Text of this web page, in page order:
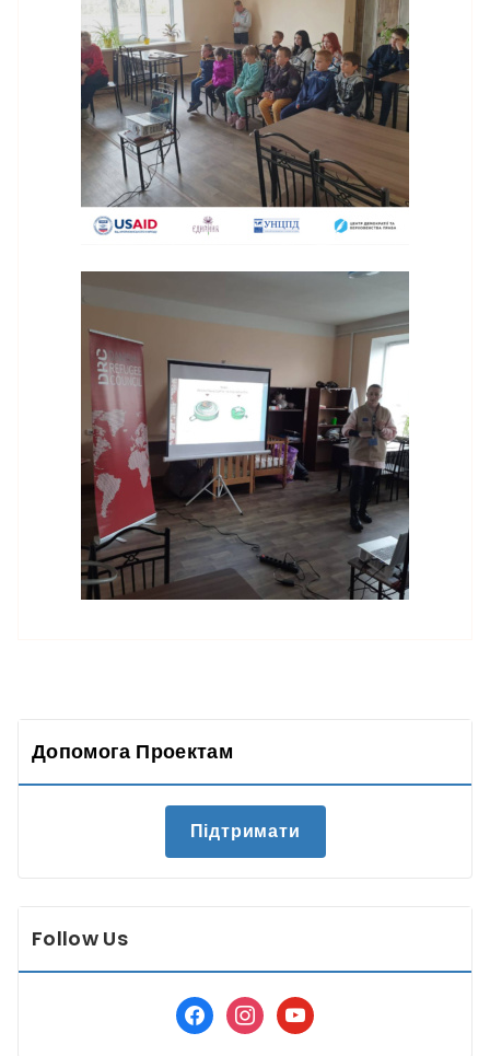
Допомога Проектам
Підтримати
Follow Us
facebookinstagram
youtube